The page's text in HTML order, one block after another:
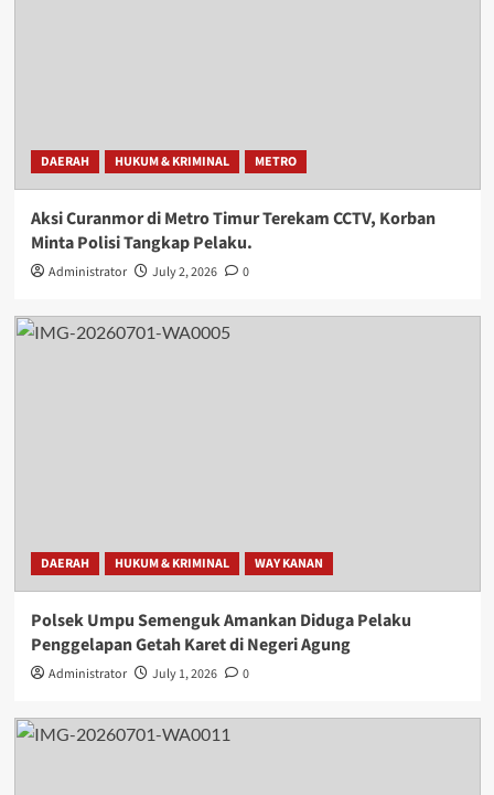
DAERAH HUKUM & KRIMINAL METRO
Aksi Curanmor di Metro Timur Terekam CCTV, Korban
Minta Polisi Tangkap Pelaku.
Administrator July 2, 2026 0
DAERAH HUKUM & KRIMINAL WAY KANAN
Polsek Umpu Semenguk Amankan Diduga Pelaku
Penggelapan Getah Karet di Negeri Agung
Administrator July 1, 2026 0